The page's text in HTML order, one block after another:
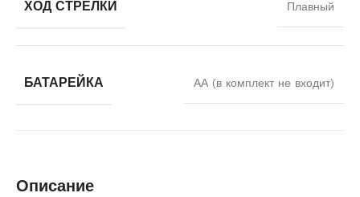
ХОД СТРЕЛКИ Плавный
БАТАРЕЙКА АА (в комплект не входит)
Описание